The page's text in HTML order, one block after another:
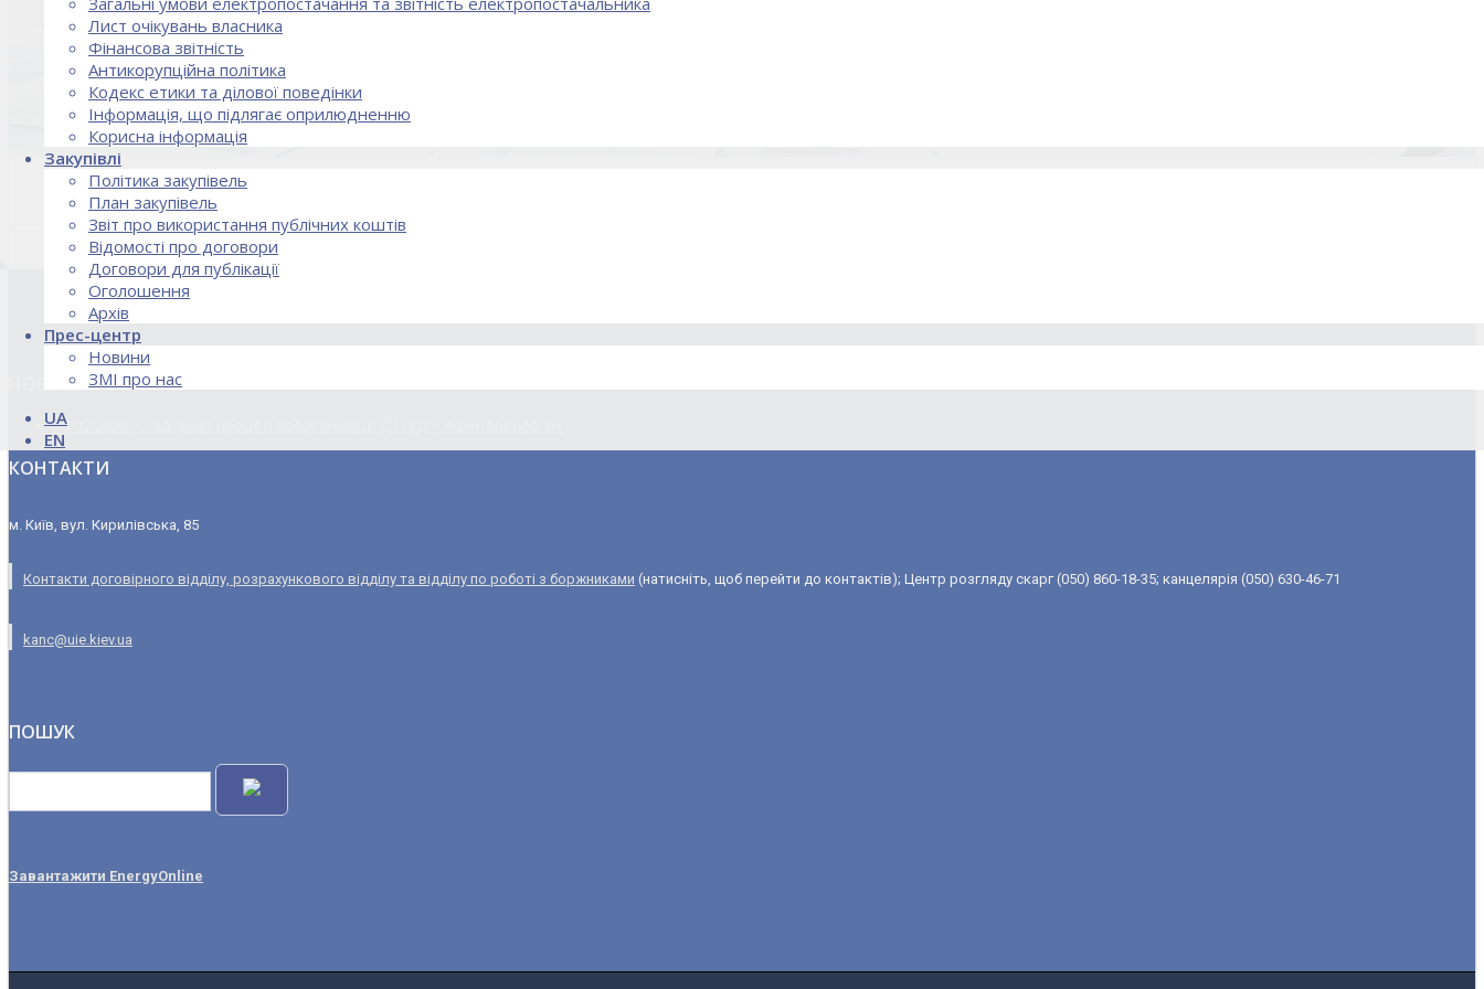
Лист очікувань власника
Фінансова звітність
Антикорупційна політика
Кодекс етики та ділової поведінки
Інформація, що підлягає оприлюдненню
Корисна інформація
Закупівлі
Політика закупівель
План закупівель
Звіт про використання публічних коштів
Відомості про договори
Договори для публікації
Оголошення
Архів
Прес-центр
Новини
ЗМІ про нас
UA
EN
НОВИНИ
18.02.2026 Стартував процес реорганізації ДПЗД «Укрінтеренерго»
КОНТАКТИ
м. Київ, вул. Кирилівська, 85
Контакти договірного відділу, розрахункового відділу та відділу по роботі з боржниками (натисніть, щоб перейти до контактів); Центр розгляду скарг (050) 860-18-35; канцелярія (050) 630-46-71
kanc@uie.kiev.ua
ПОШУК
Завантажити EnergyOnline